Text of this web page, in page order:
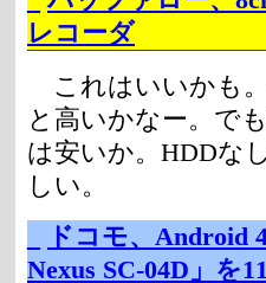
レコーダ
これはいいかも
と高いかなー。で
は安いか。HDDな
しい。
ドコモ、Android
Nexus SC-04D」を